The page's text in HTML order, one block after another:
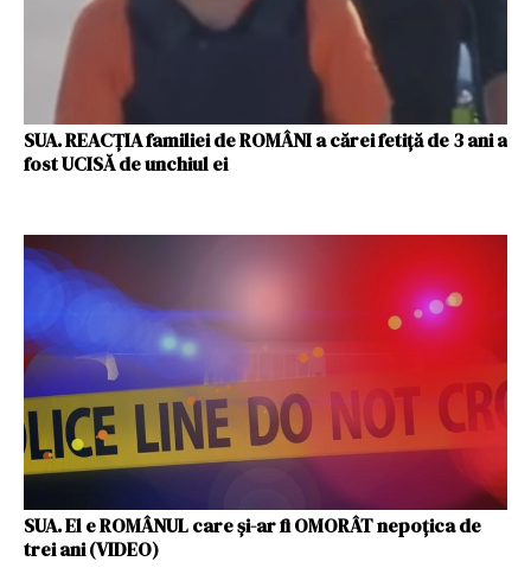
SUA. REACȚIA familiei de ROMÂNI a cărei fetiță de 3 ani a
fost UCISĂ de unchiul ei
SUA. El e ROMÂNUL care și-ar fi OMORÂT nepoțica de
trei ani (VIDEO)